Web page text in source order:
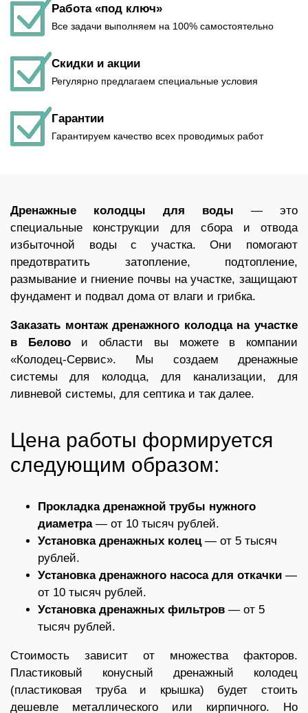
Работа «под ключ»
Все задачи выполняем на 100% самостоятельно
Скидки и акции
Регулярно предлагаем специальные условия
Гарантии
Гарантируем качество всех проводимых работ
Дренажные колодцы для воды — это
специальные конструкции для сбора и отвода
избыточной воды с участка. Они помогают
предотвратить затопление, подтопление,
размывание и гниение почвы на участке, защищают
фундамент и подвал дома от влаги и грибка.
Заказать монтаж дренажного колодца на участке
в Беловои области вы можете в компании
«Колодец-Сервис». Мы создаем дренажные
системы для колодца, для канализации, для
ливневой системы, для септика и так далее.
Цена работы формируется
следующим образом:
Прокладка дренажной трубы нужного
диаметра— от 10 тысяч рублей.
Установка дренажных колец— от 5 тысяч
рублей.
Установка дренажного насоса для откачки —
от 10 тысяч рублей.
Установка дренажных фильтров — от 5
тысяч рублей.
Стоимость зависит от множества факторов.
Пластиковый конусный дренажный колодец
(пластиковая труба и крышка) будет стоить
дешевле металлического или кирпичного. Но